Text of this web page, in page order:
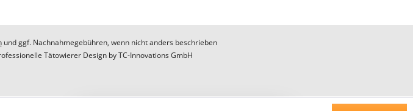
und ggf. Nachnahmegebühren, wenn nicht anders beschrieben
Tätowierer Design byTC-Innovations GmbH